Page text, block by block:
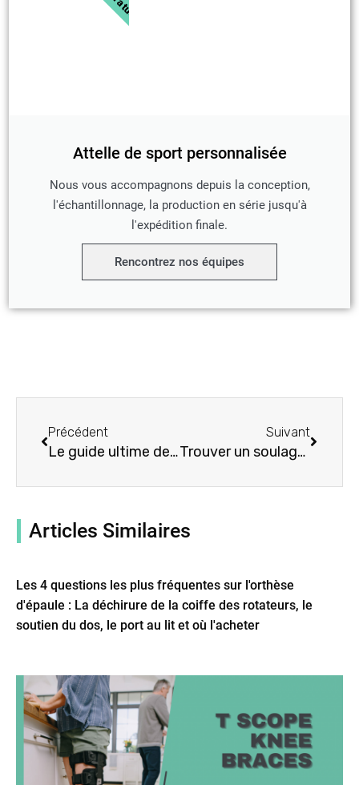
Attelle de sport personnalisée
Nous vous accompagnons depuis la conception,
l'échantillonnage, la production en série jusqu'à
l'expédition finale.
Rencontrez nos équipes
Précédent
Le guide ultime de l'orthèse dorsale pour homme : 5 choses à savoir
Suivant
Trouver un soulagement : Les avantages d'une orthèse dorsale en cas de scoliose
Articles Similaires
Les 4 questions les plus fréquentes sur l'orthèse
d'épaule : La déchirure de la coiffe des rotateurs, le
soutien du dos, le port au lit et où l'acheter